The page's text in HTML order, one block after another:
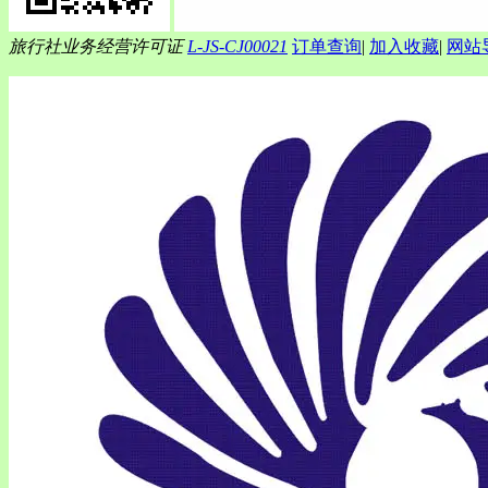
旅行社业务经营许可证L-JS-CJ00021 订单查询| 加入收藏| 网站